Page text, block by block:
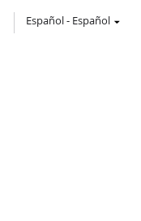
Español- Español